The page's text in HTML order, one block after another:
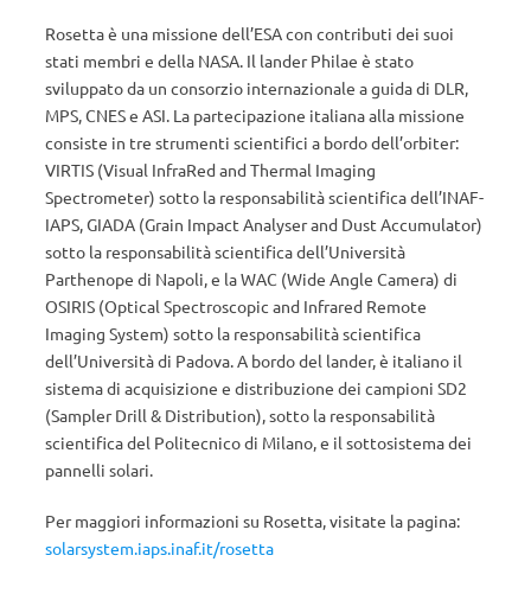
Rosetta è una missione dell’ESA con contributi dei suoi
stati membri e della NASA. Il lander Philae è stato
sviluppato da un consorzio internazionale a guida di DLR,
MPS, CNES e ASI. La partecipazione italiana alla missione
consiste in tre strumenti scientifici a bordo dell’orbiter:
VIRTIS (Visual InfraRed and Thermal Imaging
Spectrometer) sotto la responsabilità scientifica dell’INAF-
IAPS, GIADA (Grain Impact Analyser and Dust Accumulator)
sotto la responsabilità scientifica dell’Università
Parthenope di Napoli, e la WAC (Wide Angle Camera) di
OSIRIS (Optical Spectroscopic and Infrared Remote
Imaging System) sotto la responsabilità scientifica
dell’Università di Padova. A bordo del lander, è italiano il
sistema di acquisizione e distribuzione dei campioni SD2
(Sampler Drill & Distribution), sotto la responsabilità
scientifica del Politecnico di Milano, e il sottosistema dei
pannelli solari.
Per maggiori informazioni su Rosetta, visitate la pagina:
solarsystem.iaps.inaf.it/rosetta